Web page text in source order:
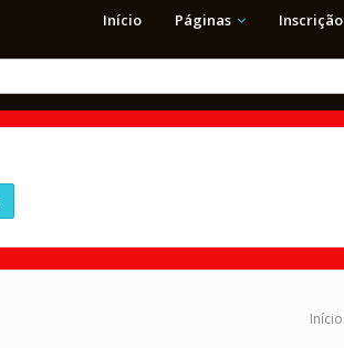
Início Páginas Inscrição
Início